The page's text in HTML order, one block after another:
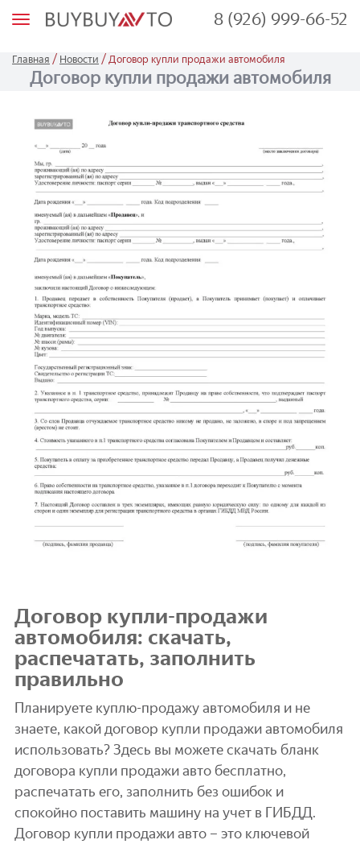
М
ю
8 (926) 999-66-52
Главная / Новости / Договор купли продажи автомобиля
Договор купли продажи автомобиля
Договор купли-продажи
автомобиля: скачать,
распечатать, заполнить
правильно
Планируете куплю-продажу автомобиля и не
знаете, какой договор купли продажи автомобиля
использовать? Здесь вы можете скачать бланк
договора купли продажи авто бесплатно,
распечатать его, заполнить без ошибок и
спокойно поставить машину на учет в ГИБДД.
Договор купли продажи авто – это ключевой